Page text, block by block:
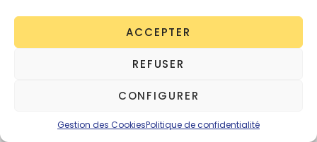
ACCEPTER
REFUSER
CONFIGURER
Gestion des CookiesPolitique de confidentialité
provenance d’un produit.
la mode responsable, l’étape d’information
est cruciale et on ne peut malheureusement
mention “made in France” d’une marque
critères :